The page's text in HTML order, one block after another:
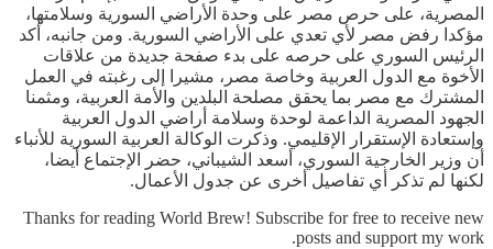
المصرية، على حرص مصر على وحدة الأراضي السورية وسلامتها،
مؤكدا رفض مصر لأي تعدي على الأراضي السورية. ومن جانبه، أكد
الرئيس السوري على حرصه على بدء صفحة جديدة من علاقات
الأخوة مع الدول العربية وخاصة مصر، مشيرا إلى رغبته في العمل
المشترك مع مصر بما يحقق مصلحة البلدين والأمة العربية، ومثمنا
الجهود المصرية الداعمة لوحدة وسلامة أراضي الدول العربية
وإستعادة الإستقرار الإقليمي. وذكرت الوكالة العربية السورية للأنباء
أن وزير الخارجية السوري، أسعد الشيباني، حضر الإجتماع أيضا،
لكنها لم تذكر أي تفاصيل أخرى عن جدول الأعمال.
Thanks for reading World Brew! Subscribe for free to receive new
posts and support my work.